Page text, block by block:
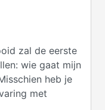
zal de eerste
wie gaat mijn
heb je
met